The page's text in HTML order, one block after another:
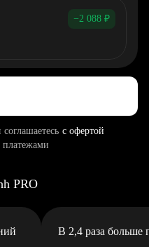
−2 088 ₽
с офертой
PRO
В 2,4 раза больше